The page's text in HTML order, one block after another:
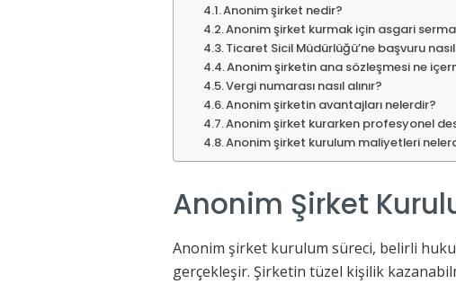
Anonim şirket nedir?
Anonim şirket kurmak için asgari
Ticaret Sicil Müdürlüğü’ne başvuru nasıl
Anonim şirketin ana sözleşmesi ne
Vergi numarası nasıl alınır?
Anonim şirketin avantajları nelerdir?
Anonim şirket kurarken profesyonel
Anonim şirket kurulum maliyetleri
Anonim Şirket
Anonim şirket kurulum süreci, belirli
gerçekleşir. Şirketin tüzel kişilik